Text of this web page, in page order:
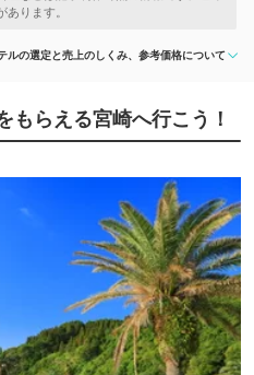
ルの選定と売上のしくみ、参考価格について
もらえる宮崎へ行こう！